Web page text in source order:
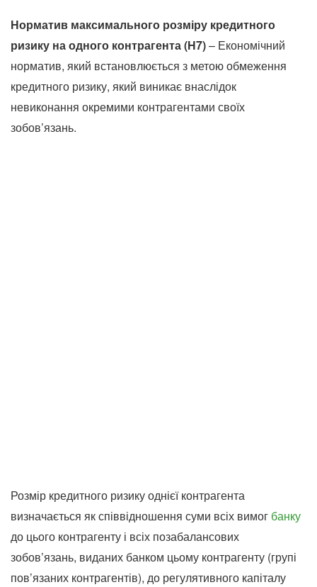
Норматив максимального розміру кредитного
ризику на одного контрагента (Н7)– Економічний
норматив, який встановлюється з метою обмеження
кредитного ризику, який виникає внаслідок
невиконання окремими контрагентами своїх
зобов’язань.
Розмір кредитного ризику однієї контрагента
визначається як співвідношення суми всіх вимог банку
до цього контрагенту і всіх позабалансових
зобов’язань, виданих банком цьому контрагенту (групі
пов’язаних контрагентів), до регулятивного капіталу